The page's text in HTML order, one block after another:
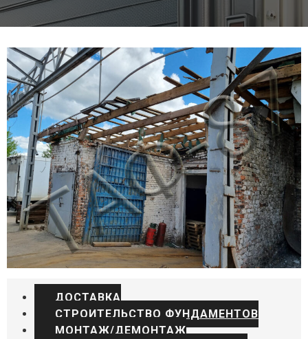
ДОСТАВКА
СТРОИТЕЛЬСТВО ФУНДАМЕНТОВ
МОНТАЖ/ДЕМОНТАЖ